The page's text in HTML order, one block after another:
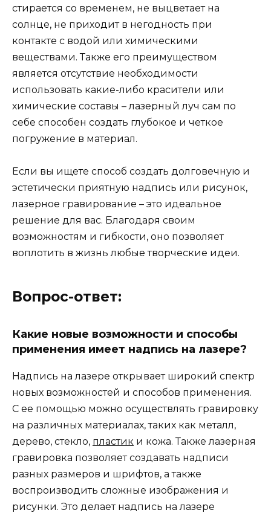
стирается со временем, не выцветает на
солнце, не приходит в негодность при
контакте с водой или химическими
веществами. Также его преимуществом
является отсутствие необходимости
использовать какие-либо красители или
химические составы – лазерный луч сам по
себе способен создать глубокое и четкое
погружение в материал.
Если вы ищете способ создать долговечную и
эстетически приятную надпись или рисунок,
лазерное гравирование – это идеальное
решение для вас. Благодаря своим
возможностям и гибкости, оно позволяет
воплотить в жизнь любые творческие идеи.
Вопрос-ответ:
Какие новые возможности и способы
применения имеет надпись на лазере?
Надпись на лазере открывает широкий спектр
новых возможностей и способов применения.
С ее помощью можно осуществлять гравировку
на различных материалах, таких как металл,
дерево, стекло, пластик и кожа. Также лазерная
гравировка позволяет создавать надписи
разных размеров и шрифтов, а также
воспроизводить сложные изображения и
рисунки. Это делает надпись на лазере